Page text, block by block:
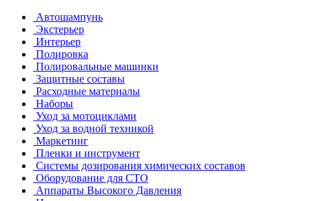
Автошампунь
Экстерьер
Интерьер
Полировка
Полировальные машинки
Защитные составы
Расходные материалы
Наборы
Уход за мотоциклами
Уход за водной техникой
Маркетинг
Пленки и инструмент
Системы дозирования химических составов
Оборудование для СТО
Аппараты Высокого Давления